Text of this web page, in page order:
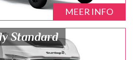
MEER INFO
Standard